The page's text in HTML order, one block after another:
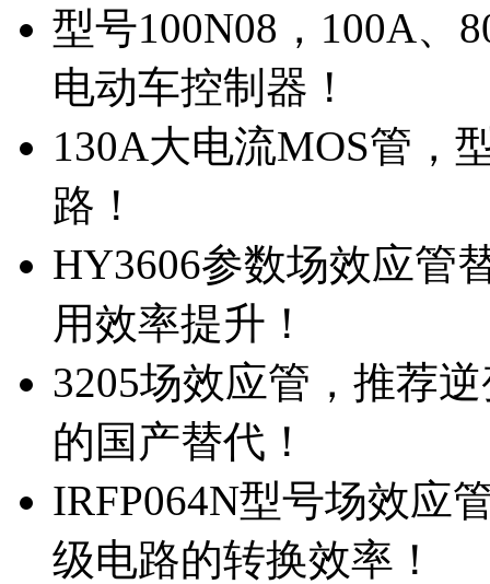
型号100N08，100A、
电动车控制器！
130A大电流MOS管，
路！
HY3606参数场效应管
用效率提升！
3205场效应管，推荐
的国产替代！
IRFP064N型号场效应
级电路的转换效率！